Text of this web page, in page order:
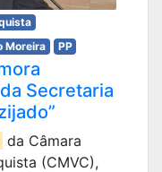
Moreira PP
Secretaria
da Câmara
(CMVC),